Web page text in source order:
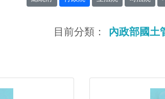
目前分類： 內政部國土